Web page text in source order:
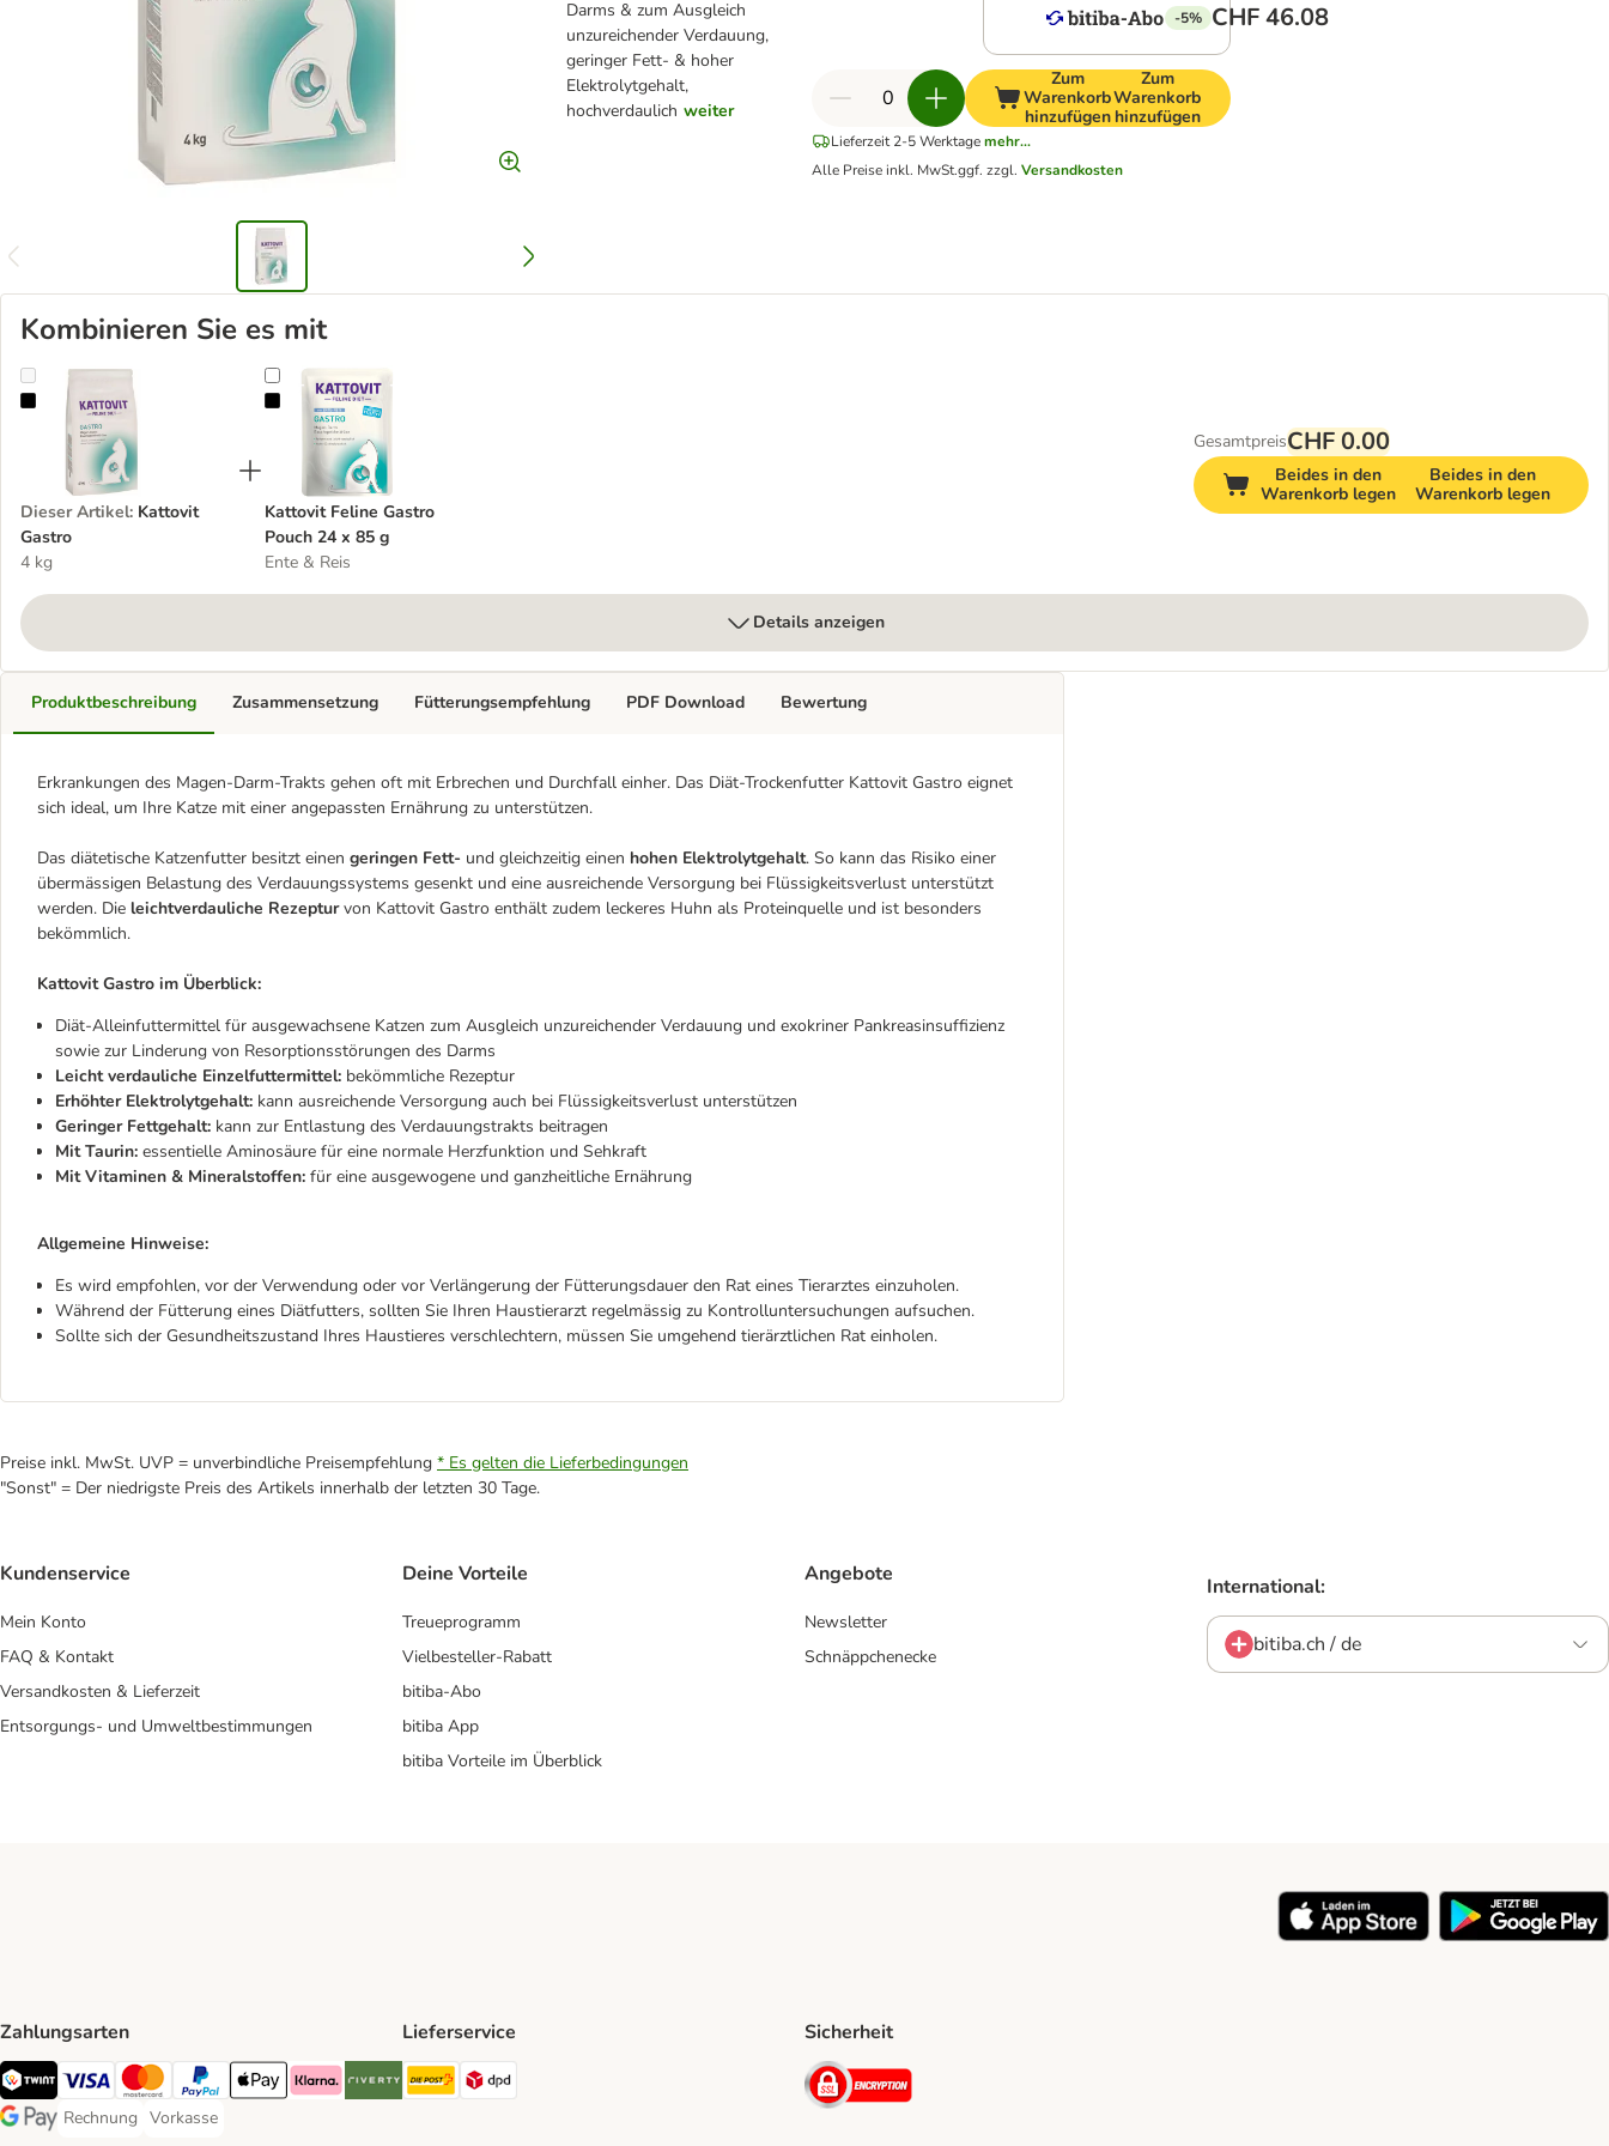
Darms & zum Ausgleich
unzureichender Verdauung,
geringer Fett- & hoher
Elektrolytgehalt,
hochverdaulich weiter
-5% CHF 46.08
Zum
Warenkorb
hinzufügen
Zum
Warenkorb
hinzufügen
Lieferzeit 2-5 Werktage mehr...
Alle Preise inkl. MwSt.ggf. zzgl.Versandkosten
Kombinieren Sie es mit
Kattovit Gastro
Dieser Artikel: Kattovit
Gastro
4 kg
Kattovit Feline Gastro Pouch 24 x 85 g
Kattovit Feline Gastro
Pouch 24 x 85 g
Ente & Reis
GesamtpreisCHF 0.00
Beides in den
Warenkorb legen
Beides in den
Warenkorb legen
Details anzeigen
Produktbeschreibung
Erkrankungen des Magen-Darm-Trakts gehen oft mit Erbrechen und Durchfall einher. Das Diät-Trockenfutter Kattovit Gastro eignet
sich ideal, um Ihre Katze mit einer angepassten Ernährung zu unterstützen.
Das diätetische Katzenfutter besitzt einen geringen Fett- und gleichzeitig einen hohen Elektrolytgehalt. So kann das Risiko einer
übermässigen Belastung des Verdauungssystems gesenkt und eine ausreichende Versorgung bei Flüssigkeitsverlust unterstützt
werden. Die leichtverdauliche Rezepturvon Kattovit Gastro enthält zudem leckeres Huhn als Proteinquelle und ist besonders
bekömmlich.
Kattovit Gastro im Überblick:
Diät-Alleinfuttermittel für ausgewachsene Katzen zum Ausgleich unzureichender Verdauung und exokriner Pankreasinsuffizienz
sowie zur Linderung von Resorptionsstörungen des Darms
Leicht verdauliche Einzelfuttermittel: bekömmliche Rezeptur
Erhöhter Elektrolytgehalt: kann ausreichende Versorgung auch bei Flüssigkeitsverlust unterstützen
Geringer Fettgehalt: kann zur Entlastung des Verdauungstrakts beitragen
Mit Taurin: essentielle Aminosäure für eine normale Herzfunktion und Sehkraft
Mit Vitaminen & Mineralstoffen: für eine ausgewogene und ganzheitliche Ernährung
Allgemeine Hinweise:
Es wird empfohlen, vor der Verwendung oder vor Verlängerung der Fütterungsdauer den Rat eines Tierarztes einzuholen.
Während der Fütterung eines Diätfutters, sollten Sie Ihren Haustierarzt regelmässig zu Kontrolluntersuchungen aufsuchen.
Sollte sich der Gesundheitszustand Ihres Haustieres verschlechtern, müssen Sie umgehend tierärztlichen Rat einholen.
Zusammensetzung Fütterungsempfehlung PDF Download Bewertung
Preise inkl. MwSt. UVP = unverbindliche Preisempfehlung * Es gelten die Lieferbedingungen
"Sonst" = Der niedrigste Preis des Artikels innerhalb der letzten 30 Tage.
Kundenservice
Mein Konto
FAQ & Kontakt
Versandkosten & Lieferzeit
Entsorgungs- und Umweltbestimmungen
Deine Vorteile
Treueprogramm
Vielbesteller-Rabatt
bitiba-Abo
bitiba App
bitiba Vorteile im Überblick
Angebote
Newsletter
Schnäppchenecke
International:
bitiba.ch / de
Zahlungsarten
TWINT Payment Method
Visa Payment Method
MasterCard Payment Method
PayPal Payment Method
Apple Pay Payment Method
Klarna Payment Method
Riverty Payment Method
Google Pay Payment Method
Rechnung
Rechnung Payment Method
Vorkasse
Vorkasse Payment Method
Lieferservice
Die Post Shipping Method
Sicherheit
Security